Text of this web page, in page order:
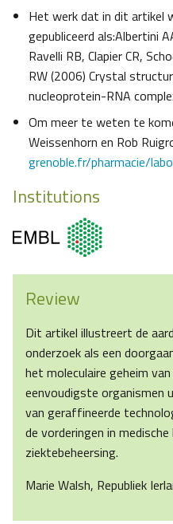
Het werk dat in dit artikel
gepubliceerd als:Albertini
Ravelli RB, Clapier CR,
RW (2006) Crystal
nucleoprotein-RNA
Om meer te weten te
Weissenhorn en Rob
grenoble.fr/pharmacie/
Institutions
Review
Dit artikel illustreert de
onderzoek als een
het moleculaire geheim
eenvoudigste organismen
van geraffineerde
de vorderingen in medische
ziektebeheersing.
Marie Walsh, Republiek